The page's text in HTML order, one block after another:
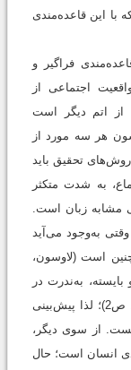
با این قاعده‌مندی
فراگیر و
اجتماعی از
از اتم دیگر است
هر سه مورد از
تحقیق باید
به شدت متکثر
مشابه زبان است.
وقتی به‌وجود می‌آید
است (لاوسون،
بایسته، به‌ندرت در
حوزة علوم اجتماعی رخ می‌دهند (لاوسون، بی‌تا، ص2)؛ لذا پیش‌بینی
از سوی دیگر،
انسان است؛ حال